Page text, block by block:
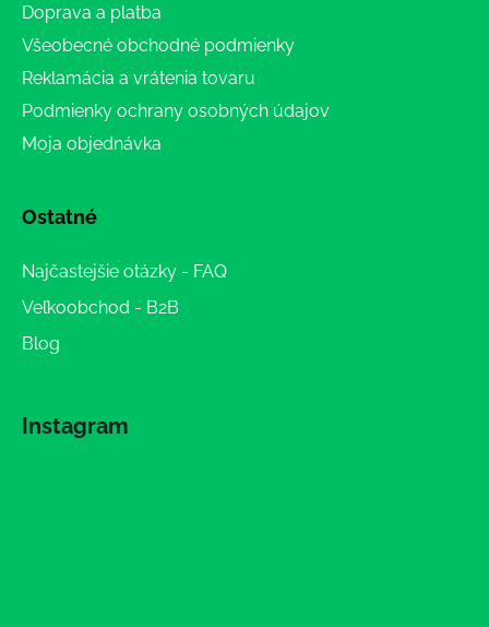
Doprava a platba
Všeobecné obchodné podmienky
Reklamácia a vrátenia tovaru
Podmienky ochrany osobných údajov
Moja objednávka
Ostatné
Najčastejšie otázky - FAQ
Veľkoobchod - B2B
Blog
Instagram